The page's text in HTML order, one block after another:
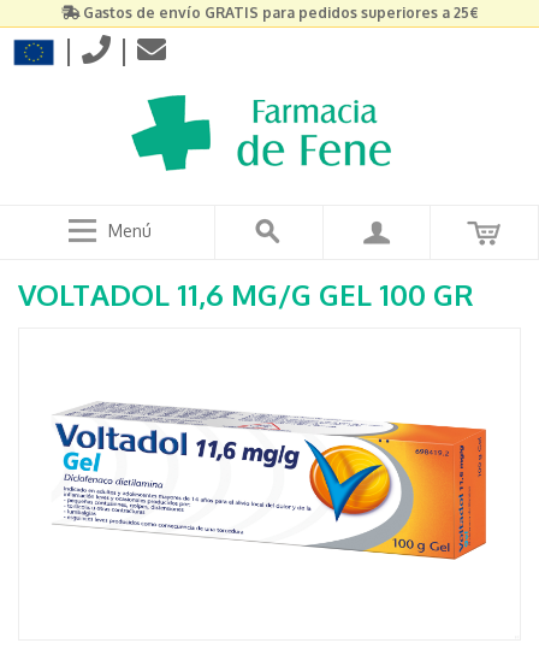
Gastos de envío GRATIS para pedidos superiores a 25€
| |
Menú
VOLTADOL 11,6 MG/G GEL 100 GR